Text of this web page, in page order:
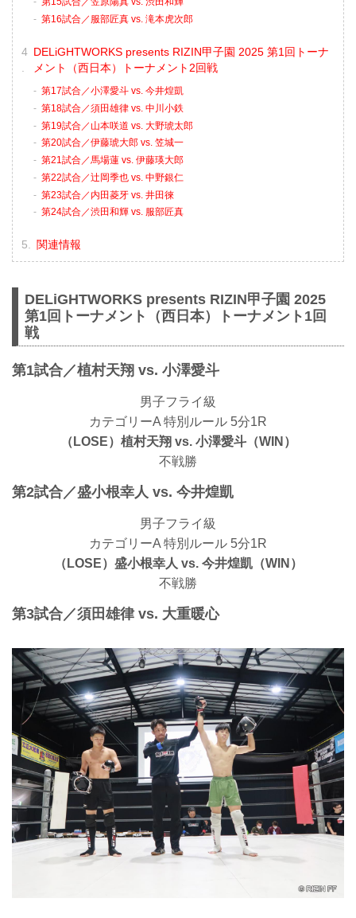
第16試合／服部匠真 vs. 滝本虎次郎
DELiGHTWORKS presents RIZIN甲子園 2025 第1回トーナ
メント（西日本）トーナメント2回戦
第17試合／小澤愛斗 vs. 今井煌凱
第18試合／須田雄律 vs. 中川小鉄
第19試合／山本咲道 vs. 大野琥太郎
第20試合／伊藤琥大郎 vs. 笠城一
第21試合／馬場蓮 vs. 伊藤瑛大郎
第22試合／辻岡季也 vs. 中野銀仁
第23試合／内田菱牙 vs. 井田徠
第24試合／渋田和輝 vs. 服部匠真
関連情報
DELiGHTWORKS presents RIZIN甲子園 2025
第1回トーナメント（西日本）トーナメント1回
戦
第1試合／植村天翔 vs. 小澤愛斗
男子フライ級
カテゴリーA 特別ルール 5分1R
（LOSE）植村天翔 vs. 小澤愛斗（WIN）
不戦勝
第2試合／盛小根幸人 vs. 今井煌凱
男子フライ級
カテゴリーA 特別ルール 5分1R
（LOSE）盛小根幸人 vs. 今井煌凱（WIN）
不戦勝
第3試合／須田雄律 vs. 大重暖心